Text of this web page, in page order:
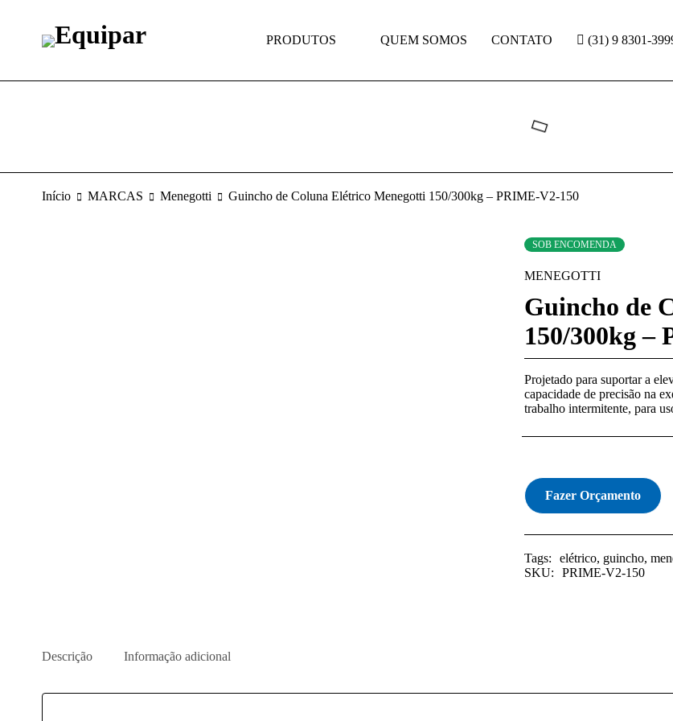
PRODUTOS QUEM SOMOS CONTATO (31) 9 8301-
Início MARCAS Menegotti Guincho de Coluna Elétrico Menegotti 150/300kg – PRIME-V2-150
SOB ENCOMENDA
MENEGOTTI
Guincho de
150/300kg –
Projetado para suportar a
capacidade de precisão na
trabalho intermitente, para
Fazer Orçamento
Tags: elétrico, guincho,
SKU:
PRIME-V2-150
Descrição Informação adicional